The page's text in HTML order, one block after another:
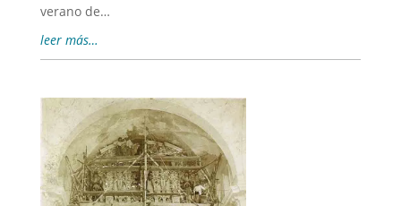
verano de…
leer más…